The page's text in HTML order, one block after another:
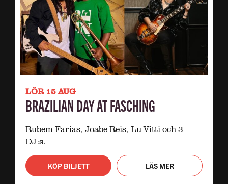
LÖR 15 AUG
BRAZILIAN DAY AT FASCHING
Rubem Farias, Joabe Reis, Lu Vitti och 3
DJ:s.
KÖP BILJETT LÄS MER